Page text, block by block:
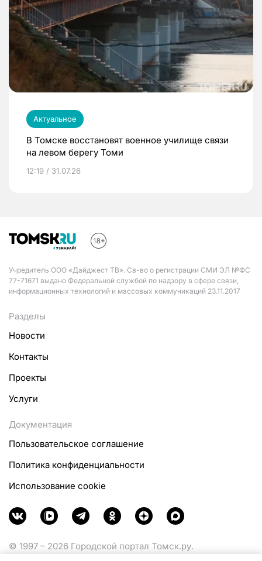
Актуальное
В Томске восстановят военное училище связи
на левом берегу Томи
12:19 / 31.07.26
Учредитель ООО «Дайджест ТВ». Св-во о регистрации СМИ ЭЛ №ФС
77-71671 выдано Федеральной службой по надзору в сфере связи,
информационных технологий и массовых коммуникаций 23.11.2017
Разделы
Новости
Контакты
Проекты
Услуги
Документация
Пользовательское соглашение
Политика конфиденциальности
Использование cookie
© 1997 – 2026 Городской портал Томск.ру.